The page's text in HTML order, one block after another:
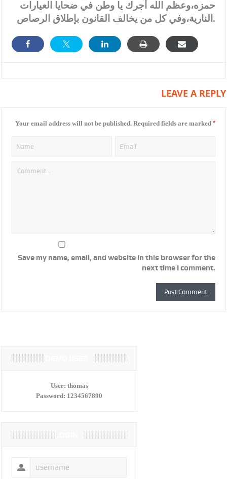
حمزه،وعظم الله أجرك يا وطن في ضحايا العيارات
النارية،وفي كل من يخالف القانون بإطلاق الرصاص.
LEAVE A REPLY
Your email address will not be published. Required fields are marked *
Save my name, email, and website in this browser for the
next time I comment.
User: thomas
Password: 1234567890